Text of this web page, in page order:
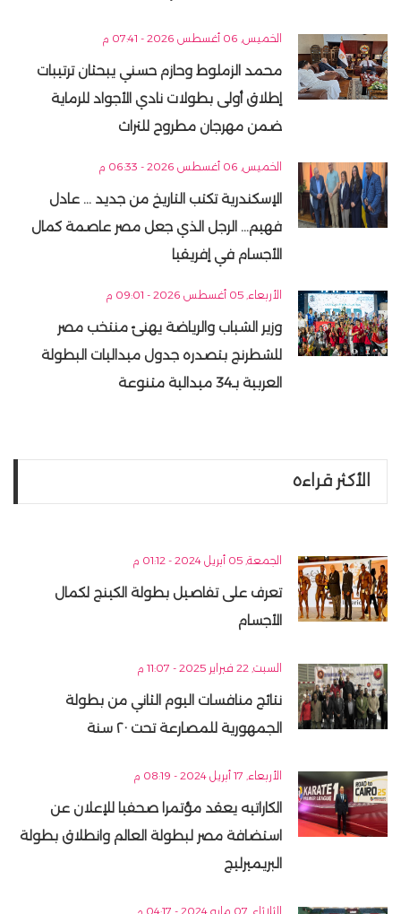
الخميس, 06 أغسطس 2026 - 07:41 م
محمد الزملوط وحازم حسني يبحثان ترتيبات
إطلاق أولى بطولات نادي الأجواد للرماية
ضمن مهرجان مطروح للتراث
الخميس, 06 أغسطس 2026 - 06:33 م
الإسكندرية تكتب التاريخ من جديد ... عادل
فهيم... الرجل الذي جعل مصر عاصمة كمال
الأجسام في إفريقيا
الأربعاء, 05 أغسطس 2026 - 09:01 م
وزير الشباب والرياضة يهنئ منتخب مصر
للشطرنج بتصدره جدول ميداليات البطولة
العربية بـ34 ميدالية متنوعة
الأكثر قراءه
الجمعة, 05 أبريل 2024 - 01:12 م
تعرف على تفاصيل بطولة الكينج لكمال
الأجسام
السبت, 22 فبراير 2025 - 11:07 م
نتائج منافسات اليوم الثاني من بطولة
الجمهورية للمصارعة تحت ٢٠ سنة
الأربعاء, 17 أبريل 2024 - 08:19 م
الكاراتيه يعقد مؤتمرا صحفيا للإعلان عن
استضافة مصر لبطولة العالم وانطلاق بطولة
البريميرليج
الثلاثاء, 07 مايو 2024 - 04:17 م